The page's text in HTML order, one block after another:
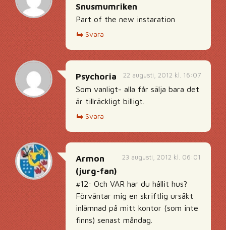
Snusmumriken
Part of the new instaration
Svara
22 augusti, 2012 kl. 16:07
Psychoria
Som vanligt- alla får sälja bara det
är tillräckligt billigt.
Svara
23 augusti, 2012 kl. 06:01
Armon
(jurg-fan)
#12: Och VAR har du hållit hus?
Förväntar mig en skriftlig ursäkt
inlämnad på mitt kontor (som inte
finns) senast måndag.